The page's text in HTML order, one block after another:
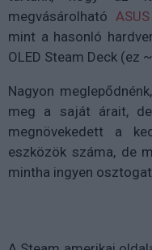
megvásárolható
mint a hasonló
OLED Steam Deck (ez
Nagyon
meg a saját árait,
megnövekedett a
eszközök száma, de
mintha ingyen